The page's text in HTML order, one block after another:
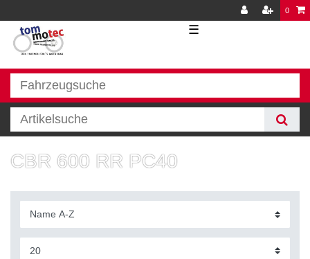
0
☰
CBR 600 RR PC40